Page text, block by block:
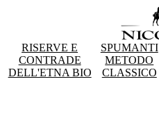
RISERVE E
CONTRADE
DELL'ETNA BIO
SPUMANTI
METODO
CLASSICO